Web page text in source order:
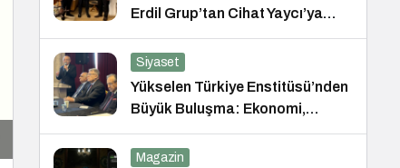
Erdil Grup’tan Cihat Yaycı’ya
Anlamlı Ziyaret
Siyaset
Yükselen Türkiye Enstitüsü’nden
Büyük Buluşma: Ekonomi,
Güvenlik Politikaları ve Hukuk
Konferansı
Magazin